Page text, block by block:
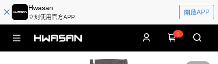
Hwasan
立刻使用官方APP
開啟APP
0